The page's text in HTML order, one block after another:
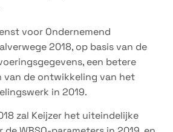
voor Ondernemend
2018, op basis van de
een betere
van de ontwikkeling van het
in 2019.
zal Keijzer het uiteindelijke